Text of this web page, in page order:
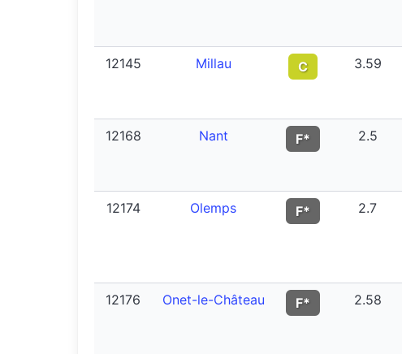
12145 Millau C 3.59
12168 Nant F* 2.5
12174 Olemps F* 2.7
12176 Onet-le-Château F* 2.58